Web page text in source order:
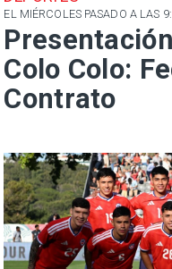
EL MIÉRCOLES PASADO A LAS
Colo Colo:
Contrato